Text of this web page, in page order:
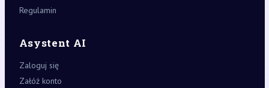
Regulamin
Asystent AI
Zaloguj się
Załóż konto